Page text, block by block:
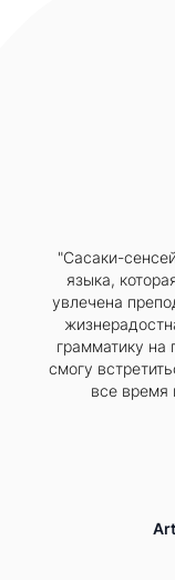
"Сасаки-
языка,
увлечена
грамматику
смогу
все время